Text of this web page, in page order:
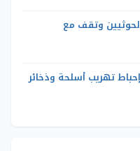
وتقف مع
تهريب أسلحة وذخائر